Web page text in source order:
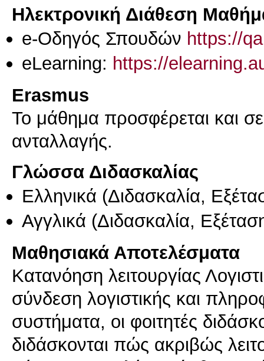
Ηλεκτρονική Διάθεση
e-Οδηγός Σπουδών https://
eLearning: https://
Erasmus
Το μάθημα προσφέρεται και
ανταλλαγής.
Γλώσσα Διδασκαλίας
Ελληνικά (Διδασκαλία,
Αγγλικά (Διδασκαλία,
Μαθησιακά Αποτελέσματα
Κατανόηση λειτουργίας
σύνδεση λογιστικής και
συστήματα, οι φοιτητές
διδάσκονται πώς ακριβώς